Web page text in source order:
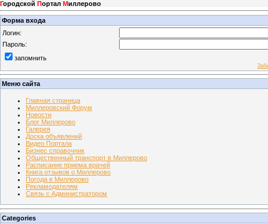
Городской Портал Миллерово
Форма входа
Логин:
Пароль:
запомнить
Меню сайта
Главная страница
Миллеровский Форум
Новости
Блог Миллерово
Галерея
Доска объявлений
Видео Портала
Бизнес справочник
Общественный транспорт в Миллерово
Расписание приема врачей
Книга отзывов о Миллерово
Погода в Миллерово
Рекламодателям
Связь с Администратором
Categories